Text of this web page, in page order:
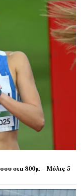
στα 800μ. – Μόλις 5